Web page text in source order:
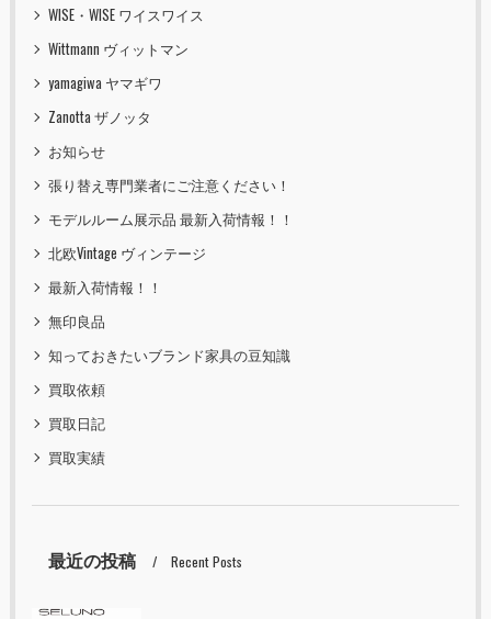
WISE・WISE ワイスワイス
Wittmann ヴィットマン
yamagiwa ヤマギワ
Zanotta ザノッタ
お知らせ
張り替え専門業者にご注意ください！
モデルルーム展示品 最新入荷情報！！
北欧Vintage ヴィンテージ
最新入荷情報！！
無印良品
知っておきたいブランド家具の豆知識
買取依頼
買取日記
買取実績
最近の投稿 Recent Posts